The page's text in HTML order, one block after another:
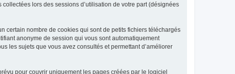
lors des sessions d’utilisation de votre part (désignées
certain nombre de cookies qui sont de petits fichiers téléchargés
anonyme de session qui vous sont automatiquement
les sujets que vous avez consultés et permettant d’améliorer
pour couvrir uniquement les pages créées par le logiciel